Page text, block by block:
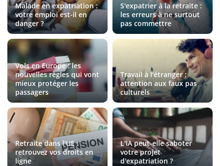
Malade en expatriation :
votre emploi est-il en
danger ?
S'expatrier à la retraite :
les erreurs à ne surtout
pas commettre
Vols en Europe : les
nouvelles règles qui vont
mieux protéger les
passagers
Travail à l'étranger :
attention aux faux pas
culturels
Retraite dans l'UE :
retrouvez vos droits en
ligne
L'IA peut-elle saboter
votre projet
d'expatriation ?